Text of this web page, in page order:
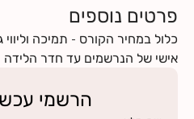
פרטים נוספים
כלול במחיר הקורס - תמיכה
אישי של הנרשמים עד חדר הלידה
הרשמי